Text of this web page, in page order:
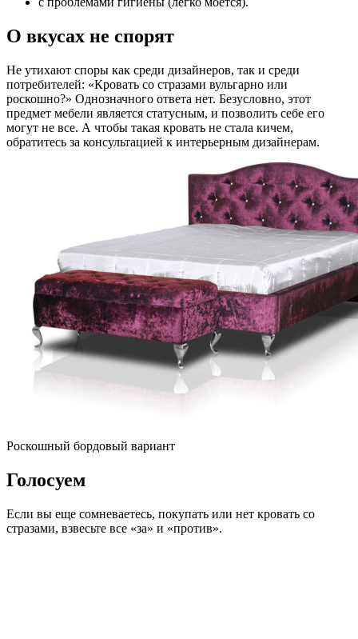
О вкусах не спорят
Не утихают споры как среди дизайнеров, так и среди
потребителей: «Кровать со стразами вульгарно или
роскошно?» Однозначного ответа нет. Безусловно, этот
предмет мебели является статусным, и позволить себе его
могут не все. А чтобы такая кровать не стала кичем,
обратитесь за консультацией к интерьерным дизайнерам.
Роскошный бордовый вариант
Голосуем
Если вы еще сомневаетесь, покупать или нет кровать со
стразами, взвесьте все «за» и «против».